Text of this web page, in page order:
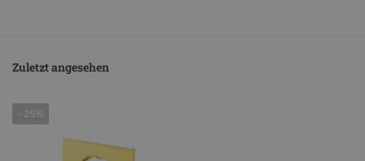
Zuletzt angesehen
- 25%